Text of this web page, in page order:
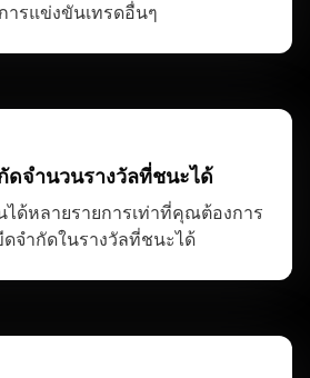
ารแข่งขันเทรดอื่นๆ
ดจำนวนรางวัลที่ชนะได้
ได้หลายรายการเท่าที่คุณต้องการ
จำกัดในรางวัลที่ชนะได้